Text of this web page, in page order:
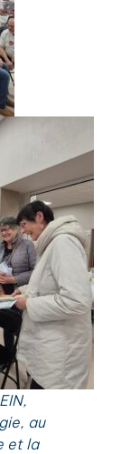
au
et la